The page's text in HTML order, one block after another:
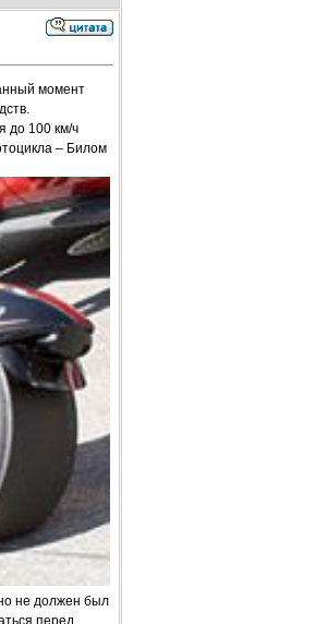
момент
до 100 км/ч
– Билом
не должен был
перед